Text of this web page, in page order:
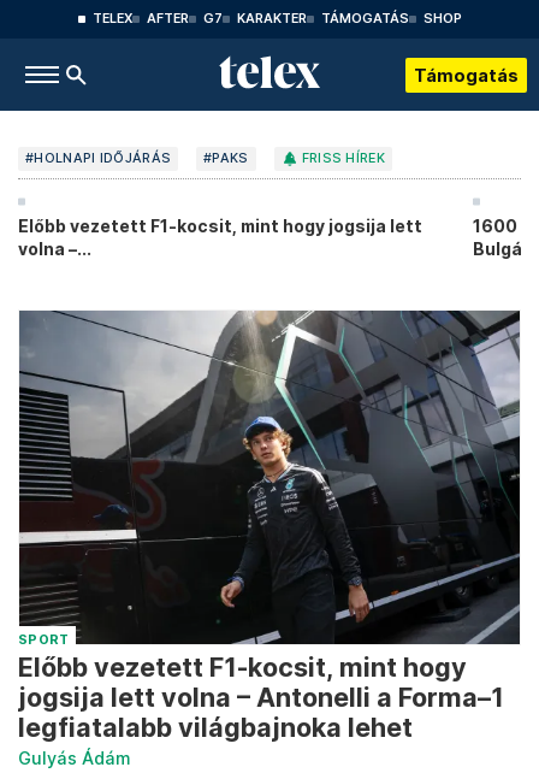
TELEX AFTER G7 KARAKTER TÁMOGATÁS SHOP
Támogatás
#HOLNAPI IDŐJÁRÁS #PAKS FRISS HÍREK
Előbb vezetett F1-kocsit, mint hogy jogsija lett
volna –...
1600
SPORT
Előbb vezetett F1-kocsit, mint hogy
jogsija lett volna – Antonelli a Forma–1
legfiatalabb világbajnoka lehet
Gulyás Ádám